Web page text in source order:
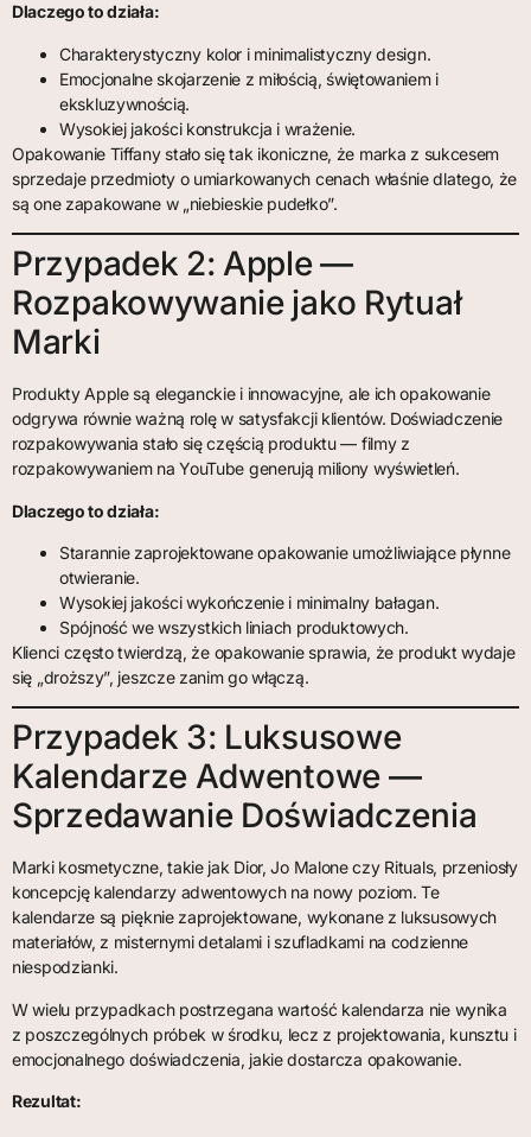
Dlaczego to działa:
Charakterystyczny kolor i minimalistyczny design.
Emocjonalne skojarzenie z miłością, świętowaniem i
ekskluzywnością.
Wysokiej jakości konstrukcja i wrażenie.
Opakowanie Tiffany stało się tak ikoniczne, że marka z sukcesem
sprzedaje przedmioty o umiarkowanych cenach właśnie dlatego, że
są one zapakowane w „niebieskie pudełko”.
Przypadek 2: Apple —
Rozpakowywanie jako Rytuał
Marki
Produkty Apple są eleganckie i innowacyjne, ale ich opakowanie
odgrywa równie ważną rolę w satysfakcji klientów. Doświadczenie
rozpakowywania stało się częścią produktu — filmy z
rozpakowywaniem na YouTube generują miliony wyświetleń.
Dlaczego to działa:
Starannie zaprojektowane opakowanie umożliwiające płynne
otwieranie.
Wysokiej jakości wykończenie i minimalny bałagan.
Spójność we wszystkich liniach produktowych.
Klienci często twierdzą, że opakowanie sprawia, że produkt wydaje
się „droższy”, jeszcze zanim go włączą.
Przypadek 3: Luksusowe
Kalendarze Adwentowe —
Sprzedawanie Doświadczenia
Marki kosmetyczne, takie jak Dior, Jo Malone czy Rituals, przeniosły
koncepcję kalendarzy adwentowych na nowy poziom. Te
kalendarze są pięknie zaprojektowane, wykonane z luksusowych
materiałów, z misternymi detalami i szufladkami na codzienne
niespodzianki.
W wielu przypadkach postrzegana wartość kalendarza nie wynika
z poszczególnych próbek w środku, lecz z projektowania, kunsztu i
emocjonalnego doświadczenia, jakie dostarcza opakowanie.
Rezultat: